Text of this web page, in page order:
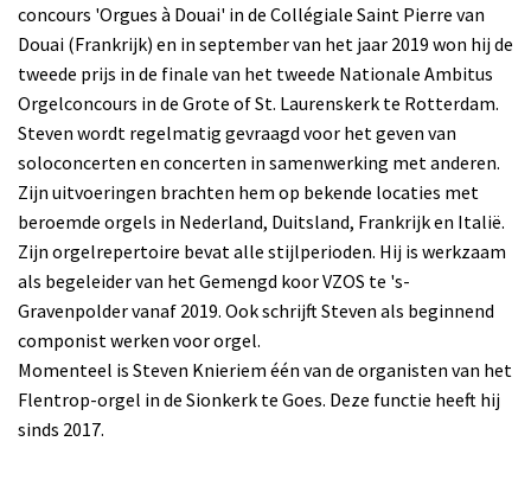
concours 'Orgues à Douai' in de Collégiale Saint Pierre van
Douai (Frankrijk) en in september van het jaar 2019 won hij de
tweede prijs in de finale van het tweede Nationale Ambitus
Orgelconcours in de Grote of St. Laurenskerk te Rotterdam.
Steven wordt regelmatig gevraagd voor het geven van
soloconcerten en concerten in samenwerking met anderen.
Zijn uitvoeringen brachten hem op bekende locaties met
beroemde orgels in Nederland, Duitsland, Frankrijk en Italië.
Zijn orgelrepertoire bevat alle stijlperioden. Hij is werkzaam
als begeleider van het Gemengd koor VZOS te 's-
Gravenpolder vanaf 2019. Ook schrijft Steven als beginnend
componist werken voor orgel.
Momenteel is Steven Knieriem één van de organisten van het
Flentrop-orgel in de Sionkerk te Goes. Deze functie heeft hij
sinds 2017.